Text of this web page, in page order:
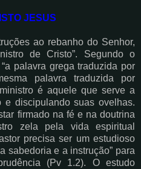
JESUS
ao rebanho do Senhor,
deCristo”. Segundo o
palavra grega traduzida por
palavra traduzida por
é aquele que serve a
e discipulando suas ovelhas.
firmado na fé e na doutrina
zela pela vida espiritual
precisa ser um estudioso
sabedoria e a instrução” para
(Pv 1.2). O estudo